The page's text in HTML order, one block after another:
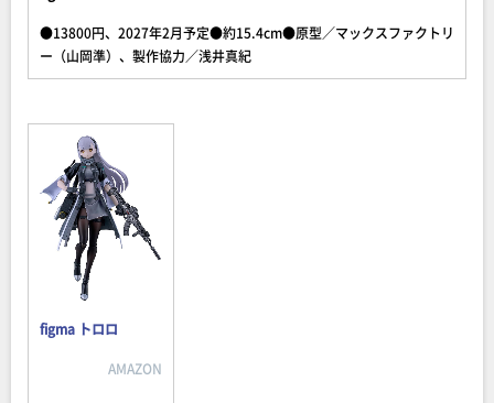
●13800円、2027年2月予定●約15.4cm●原型／マックスファクトリ
ー（山岡準）、製作協力／浅井真紀
figma トロロ
AMAZON